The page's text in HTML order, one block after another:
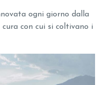
ogni giorno dalla
con cui si coltivano i